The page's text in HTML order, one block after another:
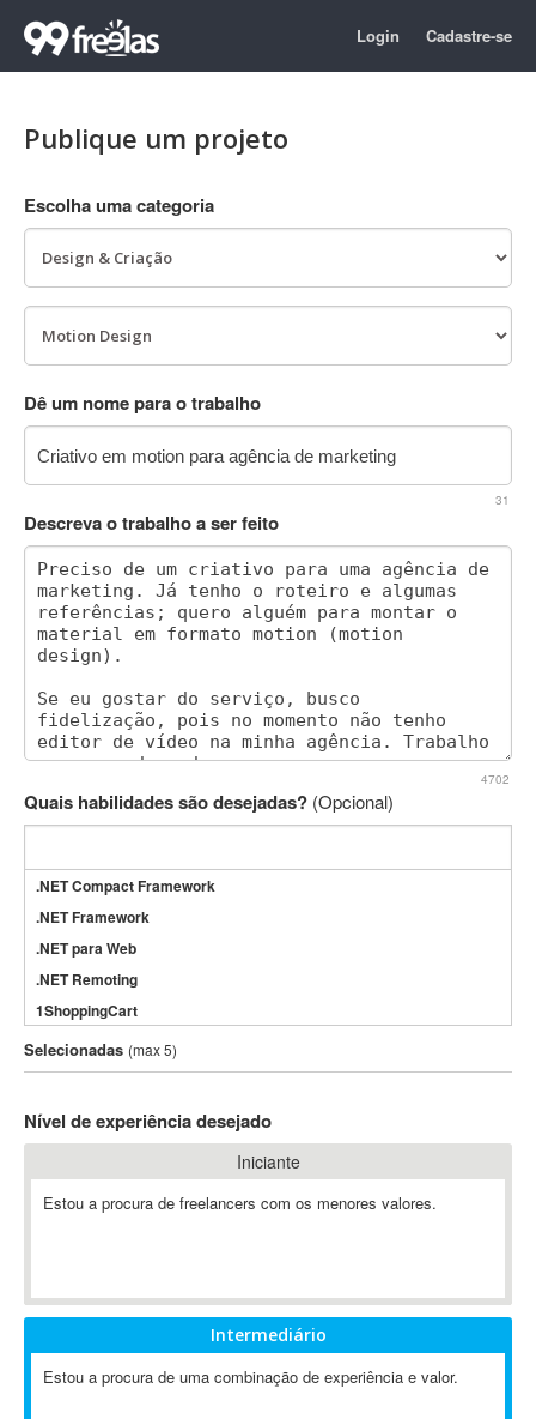
Login Cadastre-se
Publique um projeto
Escolha uma categoria
Dê um nome para o trabalho
31
Descreva o trabalho a ser feito
4702
Quais habilidades são desejadas? (Opcional)
.NET Compact Framework
.NET Framework
.NET para Web
.NET Remoting
1ShoppingCart
3DS Max
3GSM
802.11
A-GPS
ABAP
Abaqus
ABBYY FineReader
Selecionadas (max 5)
Nível de experiência desejado
Iniciante
Estou a procura de freelancers com os menores valores.
Intermediário
Estou a procura de uma combinação de experiência e valor.